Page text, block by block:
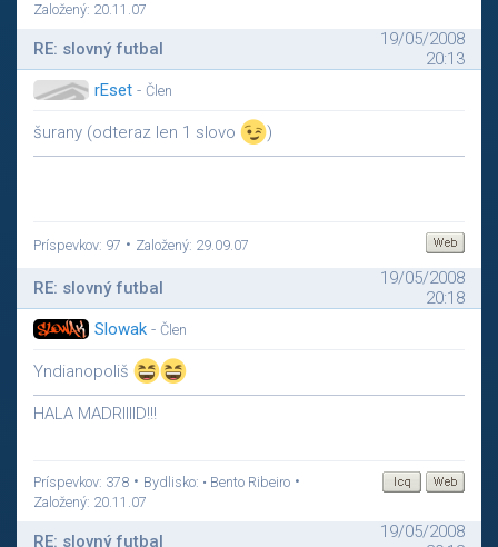
Založený: 20.11.07
RE: slovný futbal
19/05/2008
20:13
rEset - Člen
šurany (odteraz len 1 slovo )
Príspevkov: 97 • Založený: 29.09.07
RE: slovný futbal
19/05/2008
20:18
Slowak - Člen
Yndianopoliš
HALA MADRIIIID!!!
Príspevkov: 378 • Bydlisko: • Bento Ribeiro •
Založený: 20.11.07
RE: slovný futbal
19/05/2008